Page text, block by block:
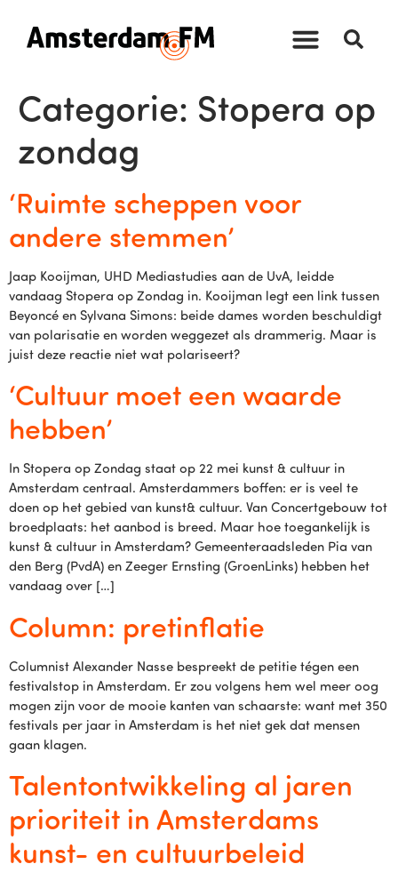
Categorie: Stopera op
zondag
‘Ruimte scheppen voor
andere stemmen’
Jaap Kooijman, UHD Mediastudies aan de UvA, leidde
vandaag Stopera op Zondag in. Kooijman legt een link tussen
Beyoncé en Sylvana Simons: beide dames worden beschuldigt
van polarisatie en worden weggezet als drammerig. Maar is
juist deze reactie niet wat polariseert?
‘Cultuur moet een waarde
hebben’
In Stopera op Zondag staat op 22 mei kunst & cultuur in
Amsterdam centraal. Amsterdammers boffen: er is veel te
doen op het gebied van kunst& cultuur. Van Concertgebouw tot
broedplaats: het aanbod is breed. Maar hoe toegankelijk is
kunst & cultuur in Amsterdam? Gemeenteraadsleden Pia van
den Berg (PvdA) en Zeeger Ernsting (GroenLinks) hebben het
vandaag over […]
Column: pretinflatie
Columnist Alexander Nasse bespreekt de petitie tégen een
festivalstop in Amsterdam. Er zou volgens hem wel meer oog
mogen zijn voor de mooie kanten van schaarste: want met 350
festivals per jaar in Amsterdam is het niet gek dat mensen
gaan klagen.
Talentontwikkeling al jaren
prioriteit in Amsterdams
kunst- en cultuurbeleid